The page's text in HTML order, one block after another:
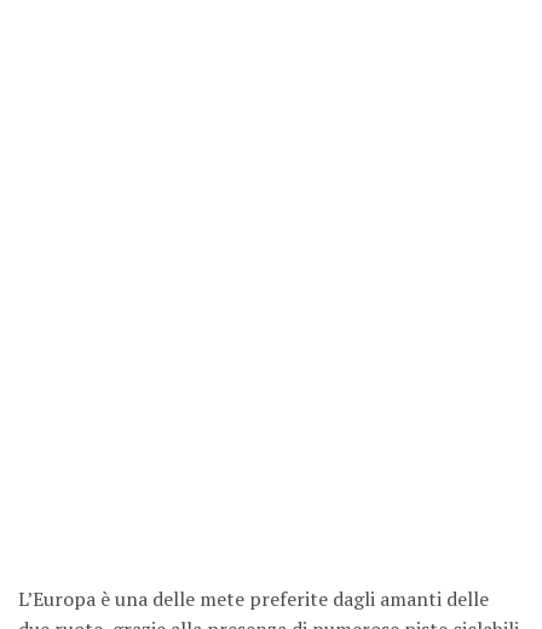
L’Europa è una delle mete preferite dagli amanti delle